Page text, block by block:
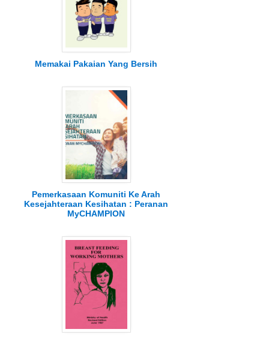
Memakai Pakaian Yang Bersih
Pemerkasaan Komuniti Ke Arah
Kesejahteraan Kesihatan : Peranan
MyCHAMPION